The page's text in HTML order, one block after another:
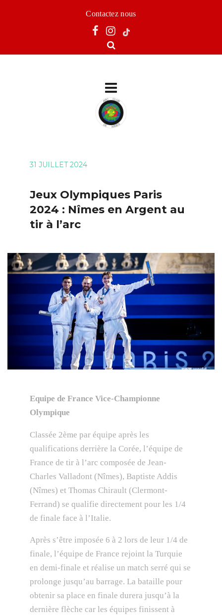
Contactez nous
31 JUILLET 2024
Jeux Olympiques Paris
2024 : Nîmes en Argent au
tir à l’arc
Equipe de France Vice-Championne
Olympique
Classée 2ème par équipe après les
qualifications derrière la Corée, l’équipe de
France de tir à l’arc composée de Jean-
Charles Valladont (Nîmes), Baptiste Addis
(Nîmes) et Thomas Chirault (Clermont-
Ferrand) se qualifie directement pour les 1/4
de finale face à l’Italie.
Après s’être imposée 6 à 2 lors de leur 1/4 de
finale, l’équipe de France rejoint la Turquie
en demi-finale et réalise un match serré qui se
prolonge jusqu’au barrage. La bataille pour
obtenir sa place en finale durera jusqu’à la
dernière flèche car les équipes finissent à